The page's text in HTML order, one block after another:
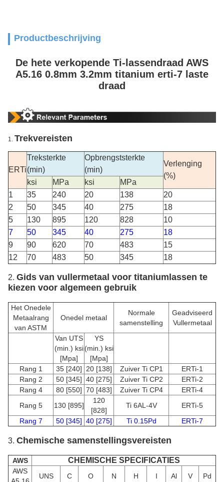
Productbeschrijving
De hete verkopende Ti-lassendraad AWS
A5.16 0.8mm 3.2mm titanium erti-7 laste
draad
1. Trekvereisten
ERTi
Treksterkte
(min)
Opbrengststerkte
(min)
Verlenging
(%)
ksi MPa ksi
MPa
1
35 240 20 138
20
2
50 345 40 275
18
5
130 895 120 828
10
7
50 345 40 275
18
9
90 620 70 483
15
12
70 483 50 345 18
2. Gids van vullermetaal voor titaniumlassen te
kiezen voor algemeen gebruik
Het Onedele
Metaalrang
van ASTM
Onedel metaal
Normale
samenstelling
Geadviseerd
Vullermetaal
Van UTS
(min.) ksi
[Mpa]
YS
(min.) ksi
[Mpa]
Rang 1
35 [240] 20 [138] Zuiver Ti CP1
ERTi-1
Rang 2
50 [345] 40 [275] Zuiver Ti CP2
ERTi-2
Rang 4
80 [550] 70 [483] Zuiver Ti CP4
ERTi-4
Rang 5
130 [895]
120
[828]
Ti 6AL-4V
ERTi-5
Rang 7
50 [345] 40 [275] Ti 0.15Pd ERTi-7
3. Chemische samenstellingsvereisten
AWS CHEMISCHE SPECIFICATIES
AWS
UNS C O N H I Al V Pd